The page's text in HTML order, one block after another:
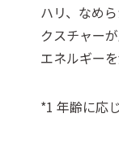
ハリ、なめ
クスチャー
エネルギー
*1 年齢に応